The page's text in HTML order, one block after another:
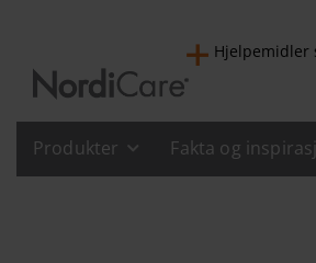
Hjelpemidler
Produkter Fakta og